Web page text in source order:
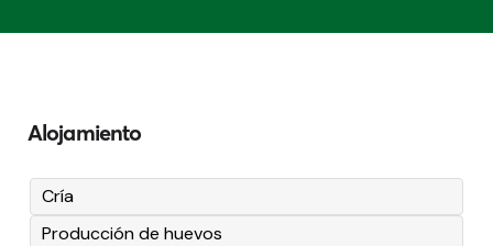
Alojamiento
Cría
Producción de huevos